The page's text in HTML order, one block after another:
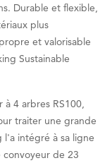
Durable et flexible,
plus
et valorisable
Sustainable
4 arbres RS100,
traiter une grande
intégré à sa ligne
de 23